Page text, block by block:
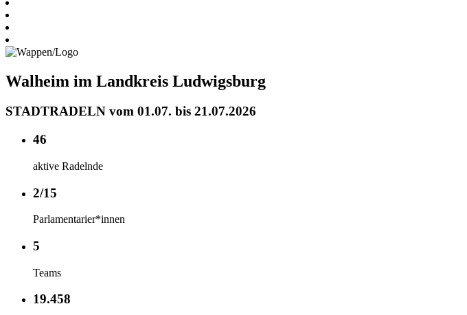
Walheim im Landkreis Ludwigsburg
STADTRADELN vom 01.07. bis 21.07.2026
46
aktive Radelnde
2/15
Parlamentarier*innen
5
Teams
19.458